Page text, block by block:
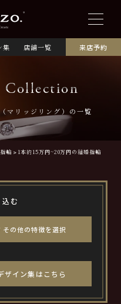
集 店舗一覧 来店予約
Collection
マリッジリング）の一覧
輪
1本約15万円~20万円の結婚指輪
む
の他の特徴を選択
ザイン集はこちら